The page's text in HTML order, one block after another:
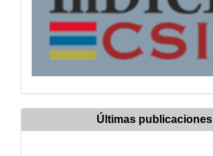
Últimas publicaciones